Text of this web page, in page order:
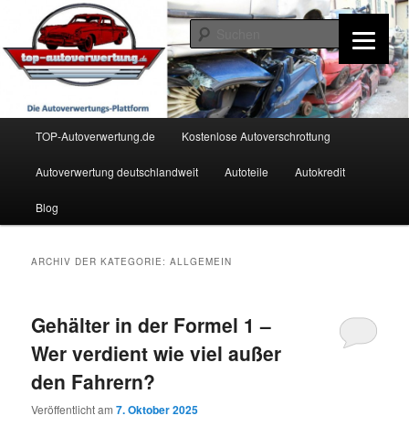
wechseln
sekundären
Inhalt
wechselnTOP-Autoverwertung.de
TOP-Autoverwertung.de Kostenlose Autoverschrottung
Autoverwertung deutschlandweit Autoteile Autokredit
Blog
ARCHIV DER KATEGORIE:ALLGEMEIN
Gehälter in der Formel 1 –
Wer verdient wie viel außer
den Fahrern?
Veröffentlicht am7. Oktober 2025